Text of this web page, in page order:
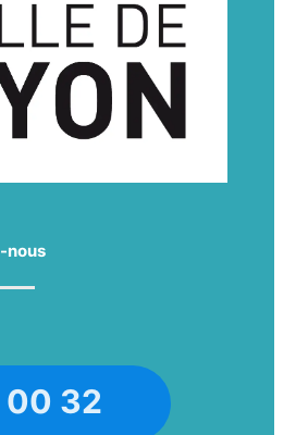
nous
00 32